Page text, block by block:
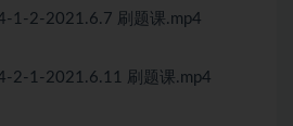
1-2-2021.6.7 刷题课.mp4
2-1-2021.6.11 刷题课.mp4